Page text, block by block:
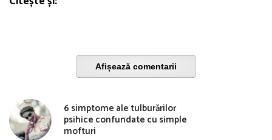
Afișează comentarii
6 simptome ale tulburărilor
psihice confundate cu simple
mofturi